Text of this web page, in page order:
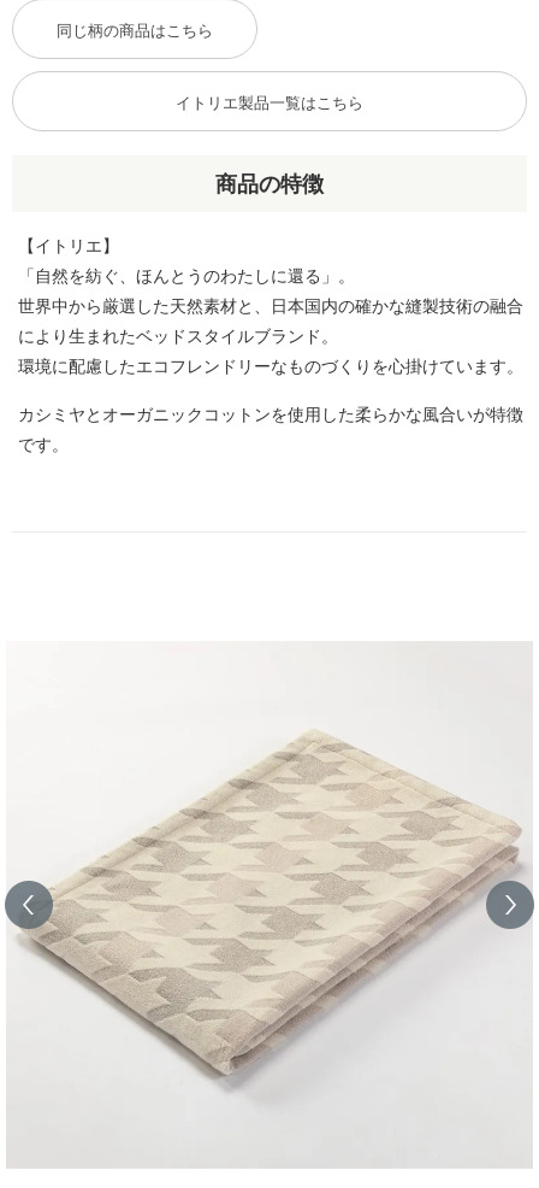
商品の特徴
【イトリエ】
「自然を紡ぐ、ほんとうのわたしに還る」。
世界中から厳選した天然素材と、日本国内の確かな縫製技術の融合
により生まれたベッドスタイルブランド。
環境に配慮したエコフレンドリーなものづくりを心掛けています。
カシミヤとオーガニックコットンを使用した柔らかな風合いが特徴
です。
同じ柄の商品はこちら
イトリエ製品一覧はこちら